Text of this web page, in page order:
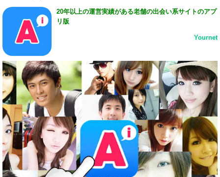
20年以上の運営実績がある老舗の出会い系サイトのアプ
リ版
Yournet